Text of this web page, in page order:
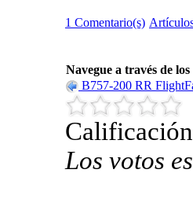
1 Comentario(s)
Navegue a través de
B757-200 RR
Los votos